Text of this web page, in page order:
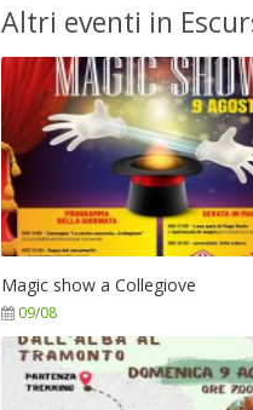
Altri eventi in
Magic show a Collegiove
09/08